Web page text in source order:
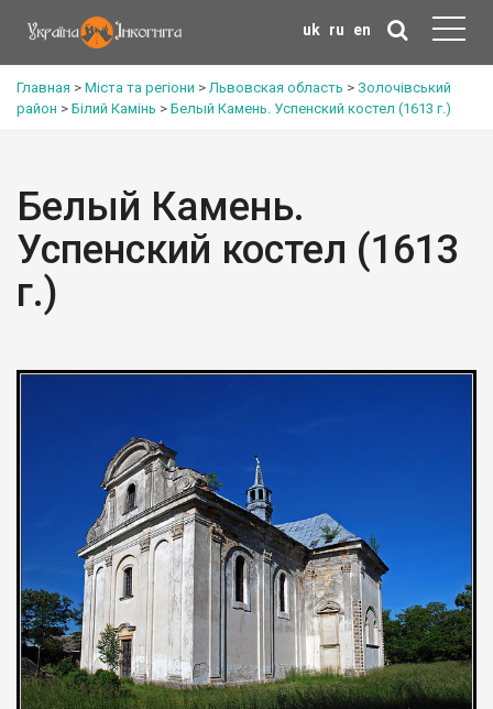
uk ru en
Главная > Міста та регіони >Львовская область > Золочівський
район > Білий Камінь > Белый Камень. Успенский костел (1613 г.)
Белый Камень.
Успенский костел (1613
г.)